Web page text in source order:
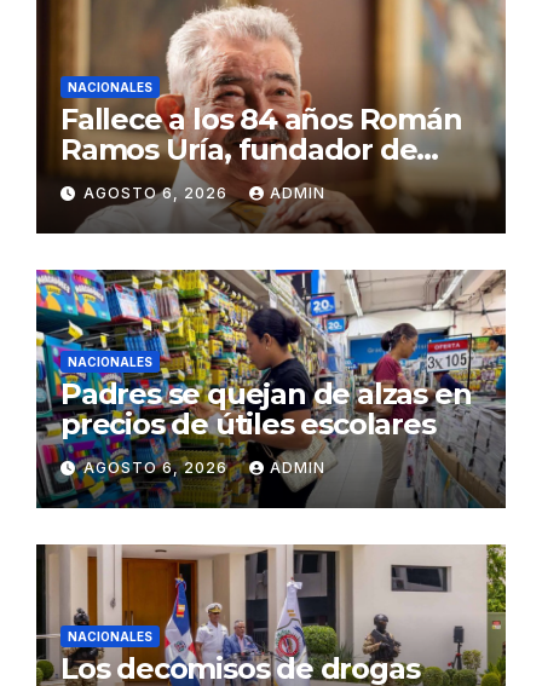
NACIONALES
Fallece a los 84 años Román
Ramos Uría, fundador de
Grupo Ramos
AGOSTO 6, 2026 ADMIN
NACIONALES
Padres se quejan de alzas en
precios de útiles escolares
AGOSTO 6, 2026 ADMIN
NACIONALES
Los decomisos de drogas